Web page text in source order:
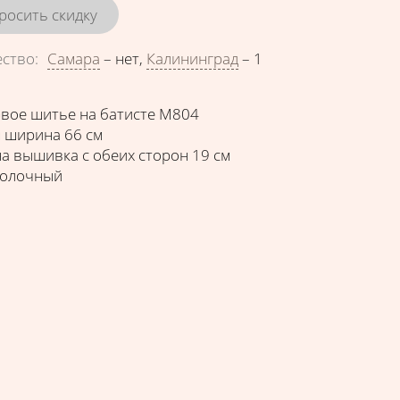
скидку
: Самара – нет, Калининград– 1
шитье на батисте М804
66 см
вышивка с обеих сторон 19 см